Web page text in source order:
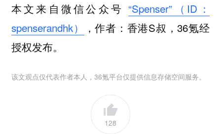
本文来自微信公众号 “Spenser”（ID：
spenserandhk）
，作者：香港S叔，36氪经
授权发布。
该文观点仅代表作者本人，36氪平台仅提供信息存储空间服务。
128